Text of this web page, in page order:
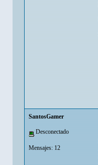
SantosGamer
Desconectado
Mensajes: 12